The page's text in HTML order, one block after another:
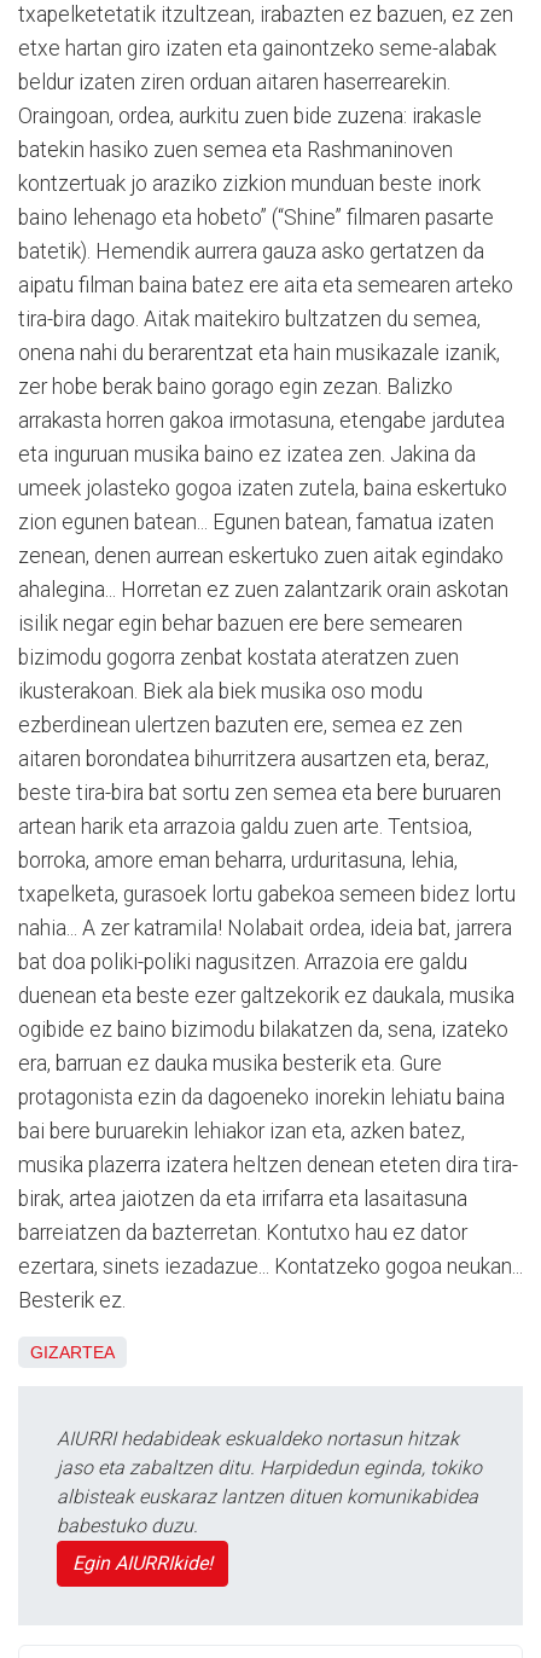
txapelketetatik itzultzean, irabazten ez bazuen, ez zen
etxe hartan giro izaten eta gainontzeko seme-alabak
beldur izaten ziren orduan aitaren haserrearekin.
Oraingoan, ordea, aurkitu zuen bide zuzena: irakasle
batekin hasiko zuen semea eta Rashmaninoven
kontzertuak jo araziko zizkion munduan beste inork
baino lehenago eta hobeto” (“Shine” filmaren pasarte
batetik). Hemendik aurrera gauza asko gertatzen da
aipatu filman baina batez ere aita eta semearen arteko
tira-bira dago. Aitak maitekiro bultzatzen du semea,
onena nahi du berarentzat eta hain musikazale izanik,
zer hobe berak baino gorago egin zezan. Balizko
arrakasta horren gakoa irmotasuna, etengabe jardutea
eta inguruan musika baino ez izatea zen. Jakina da
umeek jolasteko gogoa izaten zutela, baina eskertuko
zion egunen batean... Egunen batean, famatua izaten
zenean, denen aurrean eskertuko zuen aitak egindako
ahalegina... Horretan ez zuen zalantzarik orain askotan
isilik negar egin behar bazuen ere bere semearen
bizimodu gogorra zenbat kostata ateratzen zuen
ikusterakoan. Biek ala biek musika oso modu
ezberdinean ulertzen bazuten ere, semea ez zen
aitaren borondatea bihurritzera ausartzen eta, beraz,
beste tira-bira bat sortu zen semea eta bere buruaren
artean harik eta arrazoia galdu zuen arte. Tentsioa,
borroka, amore eman beharra, urduritasuna, lehia,
txapelketa, gurasoek lortu gabekoa semeen bidez lortu
nahia... A zer katramila! Nolabait ordea, ideia bat, jarrera
bat doa poliki-poliki nagusitzen. Arrazoia ere galdu
duenean eta beste ezer galtzekorik ez daukala, musika
ogibide ez baino bizimodu bilakatzen da, sena, izateko
era, barruan ez dauka musika besterik eta. Gure
protagonista ezin da dagoeneko inorekin lehiatu baina
bai bere buruarekin lehiakor izan eta, azken batez,
musika plazerra izatera heltzen denean eteten dira tira-
birak, artea jaiotzen da eta irrifarra eta lasaitasuna
barreiatzen da bazterretan. Kontutxo hau ez dator
ezertara, sinets iezadazue... Kontatzeko gogoa neukan...
Besterik ez.
GIZARTEA
AIURRI hedabideak eskualdeko nortasun hitzak
jaso eta zabaltzen ditu. Harpidedun eginda, tokiko
albisteak euskaraz lantzen dituen komunikabidea
babestuko duzu.
Egin AIURRIkide!